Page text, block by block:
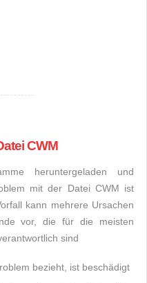
CWM
heruntergeladen und
mit der Datei CWM ist
kann mehrere Ursachen
vor, die für die meisten
sind
bezieht, ist beschädigt